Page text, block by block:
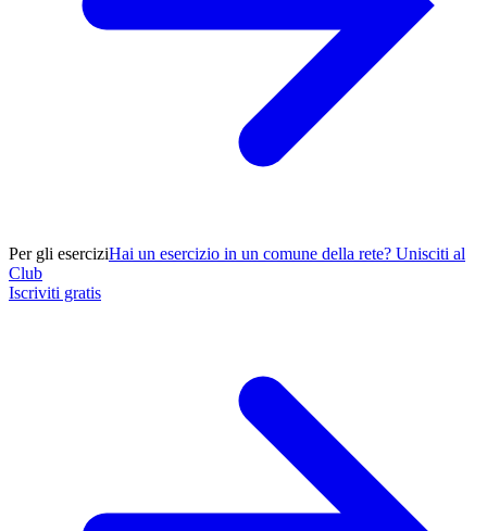
Per gli eserciziHai un esercizio in un comune della rete? Unisciti al
Club
Iscriviti gratis